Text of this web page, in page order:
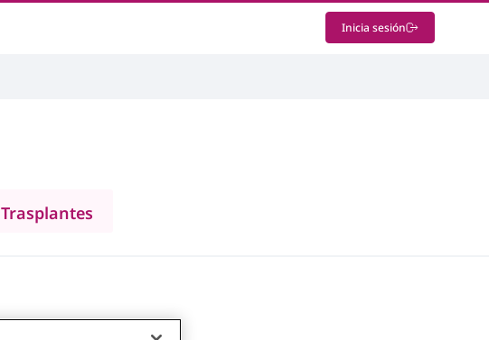
Inicia sesión
Trasplantes